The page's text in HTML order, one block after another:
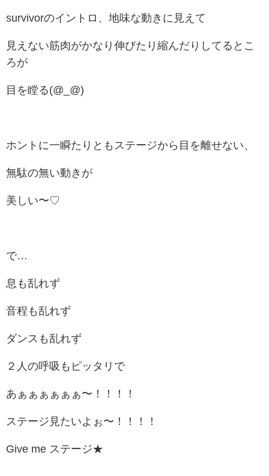
survivorのイントロ、地味な動きに見えて
見えない筋肉がかなり伸びたり縮んだりしてるとこ
ろが
目を瞠る(@_@)
ホントに一瞬たりともステージから目を離せない、
無駄の無い動きが
美しい〜♡
で…
息も乱れず
音程も乱れず
ダンスも乱れず
２人の呼吸もピッタリで
あぁぁぁぁぁぁ〜！！！！
ステージ見たいよぉ〜！！！！
Give me ステージ★